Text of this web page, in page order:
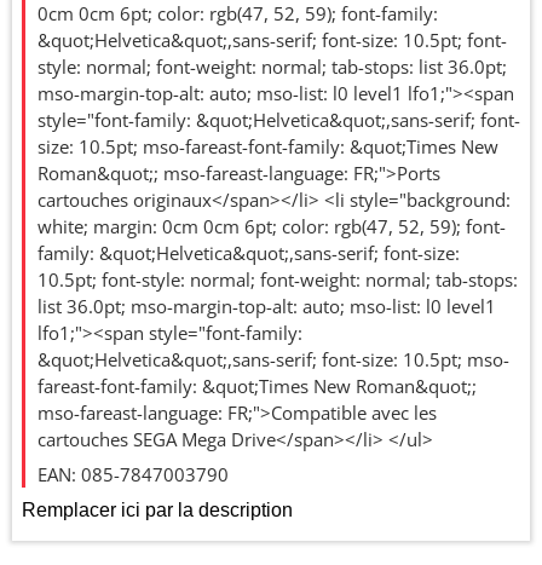
0cm 0cm 6pt; color: rgb(47, 52, 59); font-family:
&quot;Helvetica&quot;,sans-serif; font-size: 10.5pt; font-
style: normal; font-weight: normal; tab-stops: list 36.0pt;
mso-margin-top-alt: auto; mso-list: l0 level1 lfo1;"><span
style="font-family: &quot;Helvetica&quot;,sans-serif; font-
size: 10.5pt; mso-fareast-font-family: &quot;Times New
Roman&quot;; mso-fareast-language: FR;">Ports
cartouches originaux</span></li> <li style="background:
white; margin: 0cm 0cm 6pt; color: rgb(47, 52, 59); font-
family: &quot;Helvetica&quot;,sans-serif; font-size:
10.5pt; font-style: normal; font-weight: normal; tab-stops:
list 36.0pt; mso-margin-top-alt: auto; mso-list: l0 level1
lfo1;"><span style="font-family:
&quot;Helvetica&quot;,sans-serif; font-size: 10.5pt; mso-
fareast-font-family: &quot;Times New Roman&quot;;
mso-fareast-language: FR;">Compatible avec les
cartouches SEGA Mega Drive</span></li> </ul>
EAN: 085-7847003790
Remplacer ici par la description